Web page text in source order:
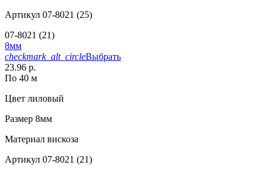
Артикул 07-8021 (25)
07-8021 (21)
8мм
checkmark_alt_circleВыбрать
23.96 р.
По 40 м
Цвет лиловый
Размер 8мм
Материал вискоза
Артикул 07-8021 (21)